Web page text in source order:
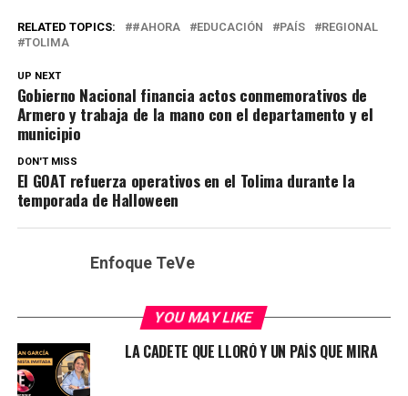
RELATED TOPICS: #AHORA EDUCACIÓN PAÍS
REGIONAL
TOLIMA
UP NEXT
Gobierno Nacional financia actos conmemorativos de
Armero y trabaja de la mano con el departamento y el
municipio
DON'T MISS
El GOAT refuerza operativos en el Tolima durante la
temporada de Halloween
Enfoque TeVe
YOU MAY LIKE
LA CADETE QUE LLORÓ Y UN PAÍS QUE MIRA